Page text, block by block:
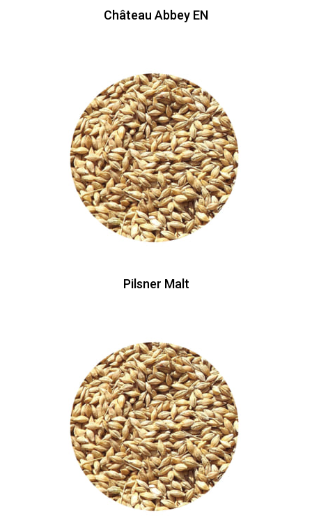
Château Abbey EN
Pilsner Malt